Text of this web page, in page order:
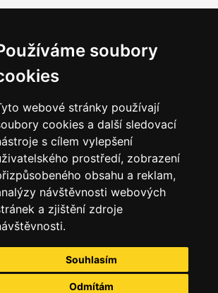
soubory
webové stránky používají
cookies a další sledovací
s cílem vylepšení
prostředí, zobrazení
obsahu a reklam,
návštěvnosti webových
a zjištění zdroje
Souhlasím
Odmítám